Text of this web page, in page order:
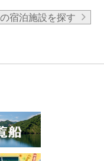
宿泊施設を探す